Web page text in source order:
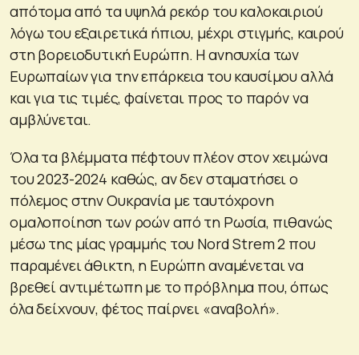
απότομα από τα υψηλά ρεκόρ του καλοκαιριού
λόγω του εξαιρετικά ήπιου, μέχρι στιγμής, καιρού
στη βορειοδυτική Ευρώπη. Η ανησυχία των
Ευρωπαίων για την επάρκεια του καυσίμου αλλά
και για τις τιμές, φαίνεται προς το παρόν να
αμβλύνεται.
Όλα τα βλέμματα πέφτουν πλέον στον χειμώνα
του 2023-2024 καθώς, αν δεν σταματήσει ο
πόλεμος στην Ουκρανία με ταυτόχρονη
ομαλοποίηση των ροών από τη Ρωσία, πιθανώς
μέσω της μίας γραμμής του Nord Strem 2 που
παραμένει άθικτη, η Ευρώπη αναμένεται να
βρεθεί αντιμέτωπη με το πρόβλημα που, όπως
όλα δείχνουν, φέτος παίρνει «αναβολή».